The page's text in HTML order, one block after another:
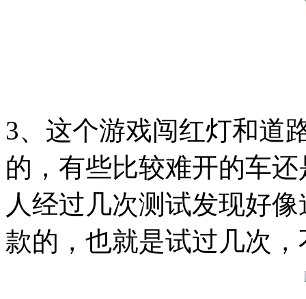
3、这个游戏闯红灯和道
的，有些比较难开的车
人经过几次测试发现好
款的，也就是试过几次